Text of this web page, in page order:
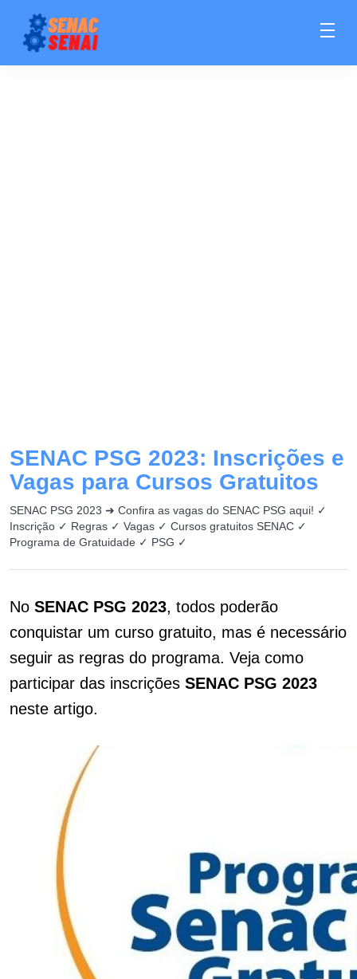
SENAC PSG 2023: Inscrições e
Vagas para Cursos Gratuitos
SENAC PSG 2023 ➜ Confira as vagas do SENAC PSG aqui! ✓
Inscrição ✓ Regras ✓ Vagas ✓ Cursos gratuitos SENAC ✓
Programa de Gratuidade ✓ PSG ✓
No SENAC PSG 2023, todos poderão
conquistar um curso gratuito, mas é necessário
seguir as regras do programa. Veja como
participar das inscrições SENAC PSG 2023
neste artigo.